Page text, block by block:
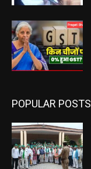
POPULAR POSTS